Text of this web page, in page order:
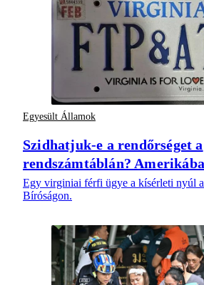
Egyesült Államok
Szidhatjuk-e a rendőrséget a
rendszámtáblán?
Egy virginiai férfi ügye a kísérleti nyúl
Bíróságon.